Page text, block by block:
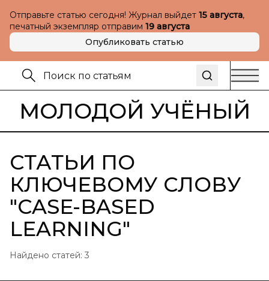
Отправьте статью сегодня! Журнал выйдет 15 августа,
печатный экземпляр отправим 19 августа
Опубликовать статью
МОЛОДОЙ УЧЁНЫЙ
СТАТЬИ ПО
КЛЮЧЕВОМУ СЛОВУ
"CASE-BASED
LEARNING"
Найдено статей: 3